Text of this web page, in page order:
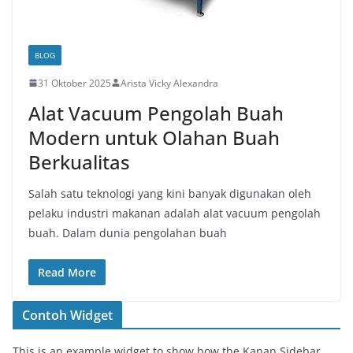
BLOG
31 Oktober 2025 Arista Vicky Alexandra
Alat Vacuum Pengolah Buah
Modern untuk Olahan Buah
Berkualitas
Salah satu teknologi yang kini banyak digunakan oleh
pelaku industri makanan adalah alat vacuum pengolah
buah. Dalam dunia pengolahan buah
Read More
Contoh Widget